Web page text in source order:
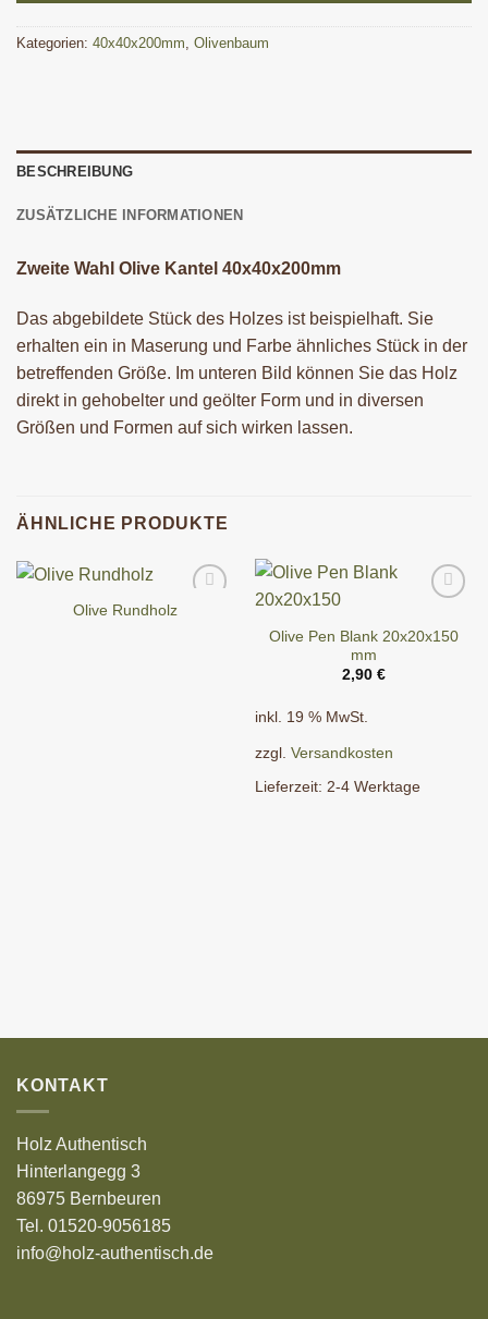
Kategorien: 40x40x200mm Olivenbaum
BESCHREIBUNG
ZUSÄTZLICHE INFORMATIONEN
Zweite Wahl Olive Kantel 40x40x200mm
Das abgebildete Stück des Holzes ist beispielhaft. Sie
erhalten ein in Maserung und Farbe ähnliches Stück in der
betreffenden Größe. Im unteren Bild können Sie das Holz
direkt in gehobelter und geölter Form und in diversen
Größen und Formen auf sich wirken lassen.
ÄHNLICHE PRODUKTE
Olive Rundholz
Olive Pen Blank 20x20x150
mm
2,90 €
inkl. 19 % MwSt.
zzgl. Versandkosten
Lieferzeit: 2-4 Werktage
KONTAKT
Holz Authentisch
Hinterlangegg 3
86975 Bernbeuren
Tel. 01520-9056185
info@holz-authentisch.de